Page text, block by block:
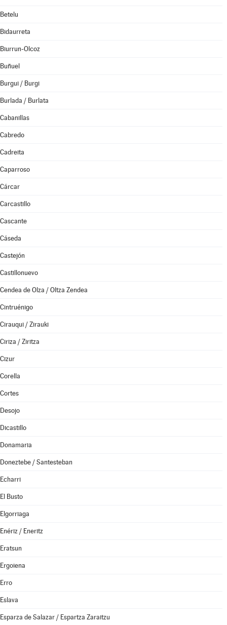
Betelu
Bidaurreta
Biurrun-Olcoz
Buñuel
Burgui / Burgi
Burlada / Burlata
Cabanillas
Cabredo
Cadreita
Caparroso
Cárcar
Carcastillo
Cascante
Cáseda
Castejón
Castillonuevo
Cendea de Olza / Oltza Zendea
Cintruénigo
Cirauqui / Zirauki
Ciriza / Ziritza
Cizur
Corella
Cortes
Desojo
Dicastillo
Donamaria
Doneztebe / Santesteban
Echarri
El Busto
Elgorriaga
Enériz / Eneritz
Eratsun
Ergoiena
Erro
Eslava
Esparza de Salazar / Espartza Zaraitzu